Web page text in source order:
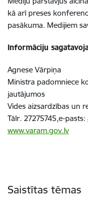
kā arī preses
pasākuma. Medijiem
Informāciju
Agnese Vārpiņa
Ministra padomniece
jautājumos
Vides aizsardzības un
Tālr. 27275745,e-pasts:
www.varam.gov.lv
Saistītas tēmas